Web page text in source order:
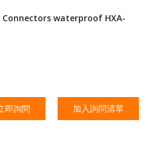
waterproof HXA-
即詢問 加入詢問清單